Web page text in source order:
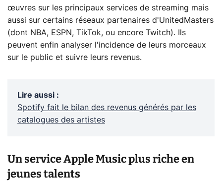
œuvres sur les principaux services de streaming mais
aussi sur certains réseaux partenaires d'UnitedMasters
(dont NBA, ESPN, TikTok, ou encore Twitch). Ils
peuvent enfin analyser l'incidence de leurs morceaux
sur le public et suivre leurs revenus.
Lire aussi :
Spotify fait le bilan des revenus générés par les
catalogues des artistes
Un service Apple Music plus riche en
jeunes talents